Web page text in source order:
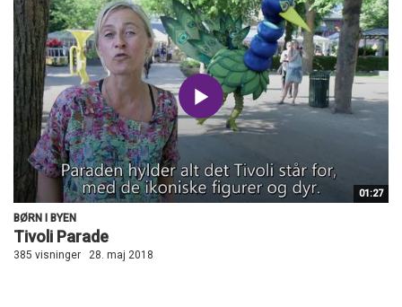
01:27
BØRN I BYEN
Tivoli Parade
385 visninger 28. maj 2018